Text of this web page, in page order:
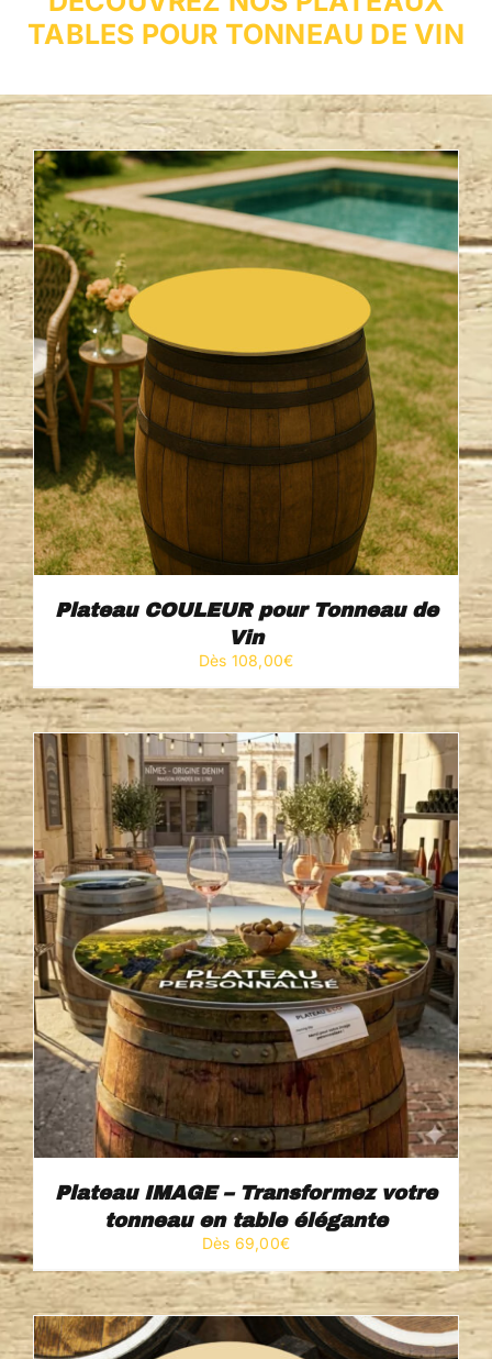
TABLES POUR TONNEAU DE VIN
Plateau COULEUR pour Tonneau de
Vin
Dès 108,00€
Plateau IMAGE – Transformez votre
tonneau en table élégante
Dès 69,00€